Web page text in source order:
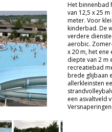
Het binnenbad
van 12,5 x 25
meter. Voor
kinderbad. De
verdere
aerobic.
x 20 m, het
diepte van 2 m
recreatiebad
brede glijbaan
allerkleinsten
een asvaltveld